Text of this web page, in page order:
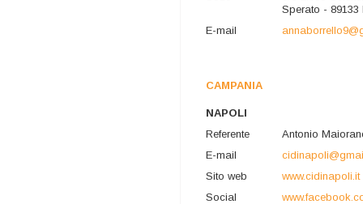
Sperato -
E-mail
CAMPANIA
NAPOLI
Referente
Antonio
E-mail
Sito web
www.cidinapoli.it
Social